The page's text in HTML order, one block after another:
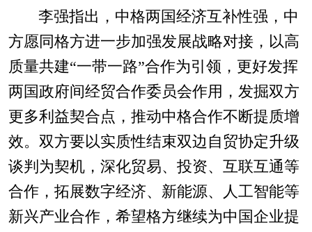
李强指出，中格两国经济互补性强，中
方愿同格方进一步加强发展战略对接，以高
质量共建“一带一路”合作为引领，更好发挥
两国政府间经贸合作委员会作用，发掘双方
更多利益契合点，推动中格合作不断提质增
效。双方要以实质性结束双边自贸协定升级
谈判为契机，深化贸易、投资、互联互通等
合作，拓展数字经济、新能源、人工智能等
新兴产业合作，希望格方继续为中国企业提